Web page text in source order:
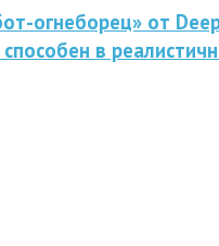
огнеборец» от
в